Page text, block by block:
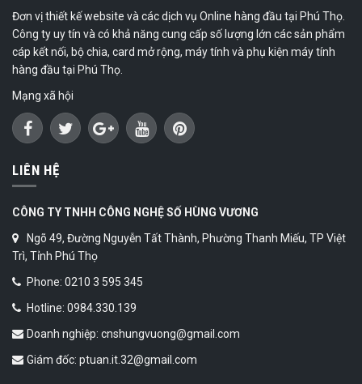
Đơn vị thiết kế website và các dịch vụ Online hàng đầu tại Phú Thọ.
Công ty uy tín và có khả năng cung cấp số lượng lớn các sản phẩm
cáp kết nối, bộ chia, card mở rộng, máy tính và phụ kiện máy tính
hàng đầu tại Phú Thọ.
Mạng xã hội
LIÊN HỆ
CÔNG TY TNHH CÔNG NGHỆ SỐ HÙNG VƯƠNG
Ngõ 49, Đường Nguyễn Tất Thành, Phường Thanh Miếu, TP Việt
Trì, Tỉnh Phú Thọ
Phone: 0210 3 595 345
Hotline: 0984.330.139
Doanh nghiệp: cnshungvuong@gmail.com
Giám đốc: ptuan.it.32@gmail.com